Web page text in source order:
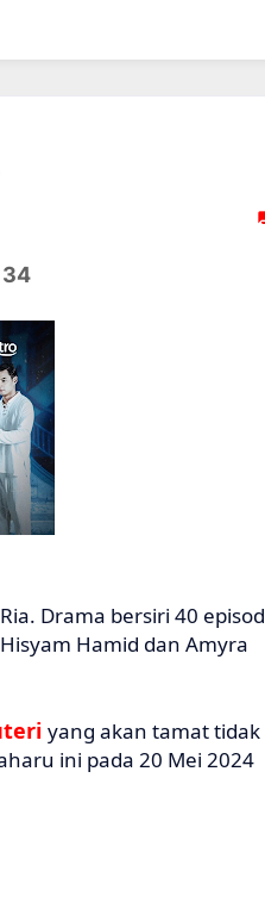
34
Drama bersiri 40 episod
Hamid dan Amyra
yang akan tamat tidak
ini pada 20 Mei 2024